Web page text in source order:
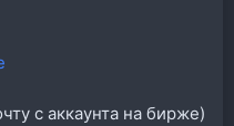
с аккаунта на бирже)